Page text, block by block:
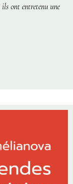
ils ont entretenu une
étroitement mêlées,
en arc de cercle, la